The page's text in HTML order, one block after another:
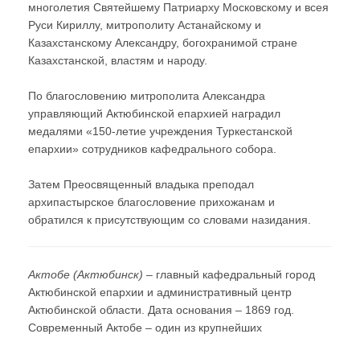
многолетия Святейшему Патриарху Московскому и всея
Руси Кириллу, митрополиту Астанайскому и
Казахстанскому Александру, богохранимой стране
Казахстанской, властям и народу.
По благословению митрополита Александра
управляющий Актюбинской епархией наградил
медалями «150-летие учреждения Туркестанской
епархии» сотрудников кафедрального собора.
Затем Преосвященный владыка преподал
архипастырское благословение прихожанам и
обратился к присутствующим со словами назидания.
Актобе (Актюбинск) – главный кафедральный город
Актюбинской епархии и административный центр
Актюбинской области. Дата основания – 1869 год.
Современный Актобе – один из крупнейших